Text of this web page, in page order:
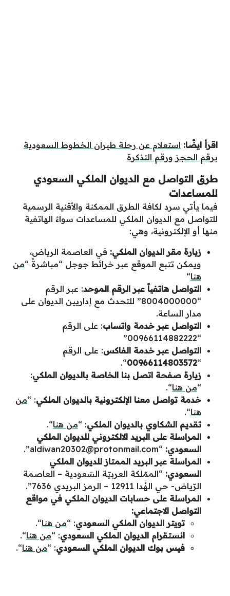
اقرأ ايضًا: استعلام عن رحلة طيران الخطوط السعودية
برقم الحجز ورقم التذكرة
طرق التواصل مع الديوان الملكي السعودي
للمساعدات
فيما يأتي سرد لكافة الطرق الممكنة والأقنية الرسمية
للتواصل مع الديوان الملكي للمساعدات سواءً الهاتفية
منها أو الإلكترونية، وهي:
زيارة مقر الديوان الملكي: في العاصمة الرياض،
ويمكن تتبع الموقع عبر خرائط جوجل “مباشرةً “من
هنا“
التواصل هاتفياً عبر الرقم الموحد: عبر الرقم
“8004000000” للتحدث مع إداريين الديوان على
مدار الساعة.
التواصل عبر خدمة واتساب: على الرقم
“00966114882222”
التواصل عبر خدمة الفاكس: على الرقم
“
00966114803572
“.
زيارة صفحة اتصل بنا الخاصة بالديوان الملكي:
“من هنا“.
خدمة تواصل معنا الإلكترونية بالديوان الملكي: “من
هنا“.
تقديم الشكاوي بالديوان الملكي: “من هنا“.
المراسلة على البريد الالكتروني للديوان الملكي
السعودي: “
aldiwan20302@protonmail.com
”.
المراسلة عبر البريد الممتاز للديوان الملكي
السعودي: “الممّلكة العربيّة السّعودية – العاصمة
الرّياض- حي الهُدا 12911 – الرمز البريدي 7636”.
المراسلة على حسابات الديوان الملكي في مواقع
التواصل الاجتماعي:
تويتر الديوان الملكي السعودي: “من هنا“.
انستقرام الديوان الملكي السعودي: “من هنا“.
فيس بوك الديوان الملكي السعودي: “من هنا“.